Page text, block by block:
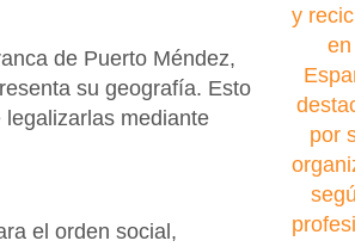
de Puerto Méndez,
su geografía. Esto
mediante
el orden social,